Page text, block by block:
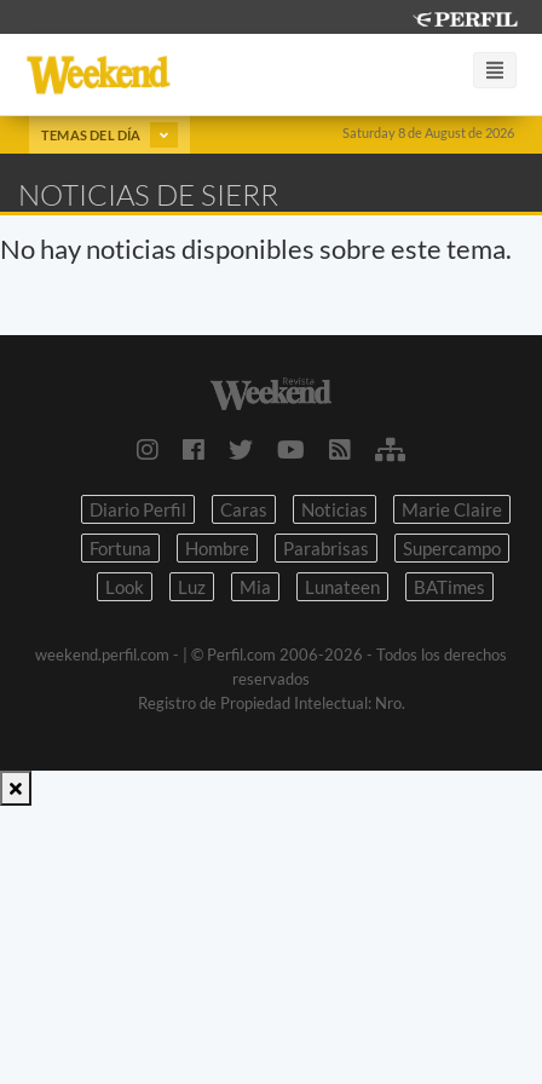
Saturday 8 de August de 2026
TEMAS DEL DÍA
NOTICIAS DE SIERR
No hay noticias disponibles sobre este tema.
Diario Perfil Caras Noticias
Marie Claire
Fortuna
Hombre Parabrisas
Supercampo
Look
Luz Mia Lunateen BATimes
weekend.perfil.com -
| © Perfil.com 2006-2026 - Todos los derechos
reservados
Registro de Propiedad Intelectual: Nro.